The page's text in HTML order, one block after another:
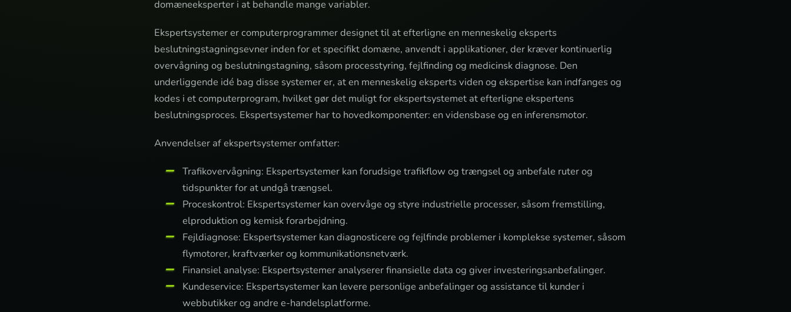
domæneeksperter i at behandle mange variabler.
Ekspertsystemer er computerprogrammer designet til at efterligne en menneskelig eksperts
beslutningstagningsevner inden for et specifikt domæne, anvendt i applikationer, der kræver kontinuerlig
overvågning og beslutningstagning, såsom processtyring, fejlfinding og medicinsk diagnose. Den
underliggende idé bag disse systemer er, at en menneskelig eksperts viden og ekspertise kan indfanges og
kodes i et computerprogram, hvilket gør det muligt for ekspertsystemet at efterligne ekspertens
beslutningsproces. Ekspertsystemer har to hovedkomponenter: en vidensbase og en inferensmotor.
Anvendelser af ekspertsystemer omfatter:
Trafikovervågning: Ekspertsystemer kan forudsige trafikflow og trængsel og anbefale ruter og
tidspunkter for at undgå trængsel.
Proceskontrol: Ekspertsystemer kan overvåge og styre industrielle processer, såsom fremstilling,
elproduktion og kemisk forarbejdning.
Fejldiagnose: Ekspertsystemer kan diagnosticere og fejlfinde problemer i komplekse systemer, såsom
flymotorer, kraftværker og kommunikationsnetværk.
Finansiel analyse: Ekspertsystemer analyserer finansielle data og giver investeringsanbefalinger.
Kundeservice: Ekspertsystemer kan levere personlige anbefalinger og assistance til kunder i
webbutikker og andre e-handelsplatforme.